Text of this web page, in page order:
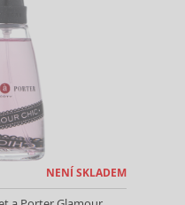
NENÍ SKLADEM